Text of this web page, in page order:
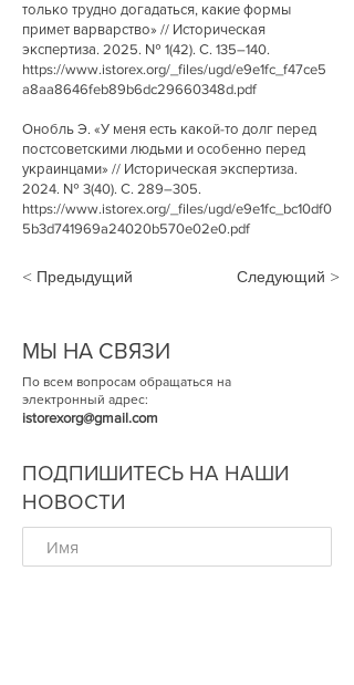
только трудно догадаться, какие формы
примет варварство» // Историческая
экспертиза. 2025. № 1(42). С. 135–140.
https://www.istorex.org/_files/ugd/e9e1fc_f47ce5
a8aa8646feb89b6dc29660348d.pdf
Онобль Э. «У меня есть какой-то долг перед
постсоветскими людьми и особенно перед
украинцами» // Историческая экспертиза.
2024. № 3(40). С. 289–305.
https://www.istorex.org/_files/ugd/e9e1fc_bc10df0
5b3d741969a24020b570e02e0.pdf
< Предыдущий Следующий >
МЫ НА СВЯЗИ
По всем вопросам обращаться на
электронный адрес:
istorexorg@gmail.com
ПОДПИШИТЕСЬ НА НАШИ
НОВОСТИ